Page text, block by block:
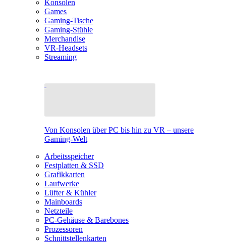
Konsolen
Games
Gaming-Tische
Gaming-Stühle
Merchandise
VR-Headsets
Streaming
Von Konsolen über PC bis hin zu VR – unsere
Gaming-Welt
Arbeitsspeicher
Festplatten & SSD
Grafikkarten
Laufwerke
Lüfter & Kühler
Mainboards
Netzteile
PC-Gehäuse & Barebones
Prozessoren
Schnittstellenkarten